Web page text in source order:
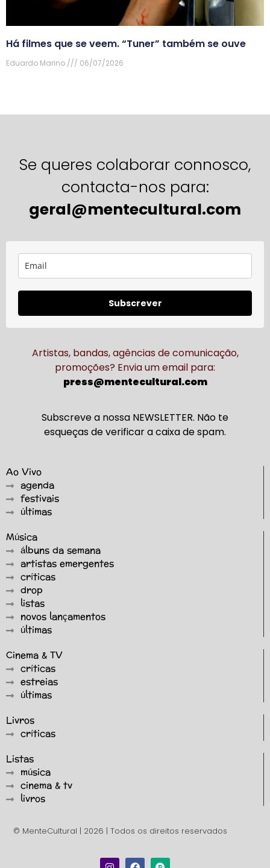
Há filmes que se veem. “Tuner” também se ouve
Eduardo Marino 06/07/2026
Se queres colaborar connosco,
contacta-nos para:
geral@mentecultural.com
Subscrever
Artistas, bandas, agências de comunicação,
promoções? Envia um email para:
press@mentecultural.com
Subscreve a nossa NEWSLETTER. Não te
esqueças de verificar a caixa de spam.
Ao Vivo
agenda
festivais
últimas
Música
álbuns da semana
artistas emergentes
críticas
drop
listas
novos lançamentos
últimas
Cinema & TV
críticas
estreias
últimas
Livros
críticas
Listas
música
cinema & tv
livros
© MenteCultural | 2026 | Todos os direitos reservados